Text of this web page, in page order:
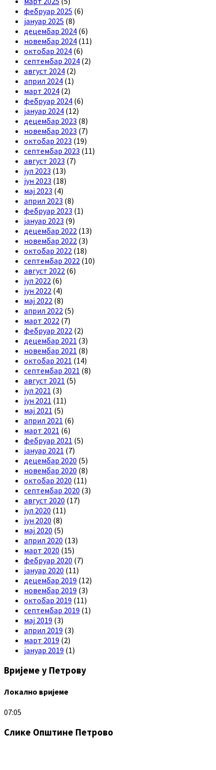
фебруар 2025 (6)
јануар 2025 (8)
децембар 2024 (6)
новембар 2024 (11)
октобар 2024 (6)
септембар 2024 (2)
август 2024 (2)
април 2024 (1)
март 2024 (2)
фебруар 2024 (6)
јануар 2024 (12)
децембар 2023 (8)
новембар 2023 (7)
октобар 2023 (19)
септембар 2023 (11)
август 2023 (7)
јул 2023 (13)
јун 2023 (18)
мај 2023 (4)
април 2023 (8)
фебруар 2023 (1)
јануар 2023 (9)
децембар 2022 (13)
новембар 2022 (3)
октобар 2022 (18)
септембар 2022 (10)
август 2022 (6)
јул 2022 (6)
јун 2022 (4)
мај 2022 (8)
април 2022 (5)
март 2022 (7)
фебруар 2022 (2)
децембар 2021 (3)
новембар 2021 (8)
октобар 2021 (14)
септембар 2021 (8)
август 2021 (5)
јул 2021 (3)
јун 2021 (11)
мај 2021 (5)
април 2021 (6)
март 2021 (6)
фебруар 2021 (5)
јануар 2021 (7)
децембар 2020 (5)
новембар 2020 (8)
октобар 2020 (11)
септембар 2020 (3)
август 2020 (17)
јул 2020 (11)
јун 2020 (8)
мај 2020 (5)
април 2020 (13)
март 2020 (15)
фебруар 2020 (7)
јануар 2020 (11)
децембар 2019 (12)
новембар 2019 (3)
октобар 2019 (11)
септембар 2019 (1)
мај 2019 (3)
април 2019 (3)
март 2019 (2)
јануар 2019 (1)
Вријеме у Петрову
Локално вријеме
07:05
Слике Општине Петрово